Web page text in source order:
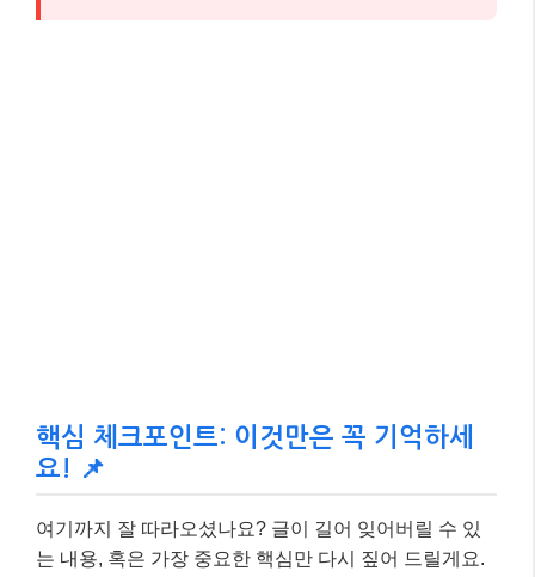
핵심 체크포인트: 이것만은 꼭 기억하세
요! 📌
여기까지 잘 따라오셨나요? 글이 길어 잊어버릴 수 있
는 내용, 혹은 가장 중요한 핵심만 다시 짚어 드릴게요.